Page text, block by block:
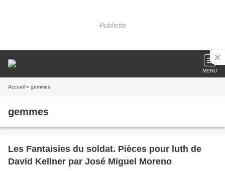
Publicité
MENU
Accueil » gemmes
gemmes
Les Fantaisies du soldat. Pièces pour luth de
David Kellner par José Miguel Moreno